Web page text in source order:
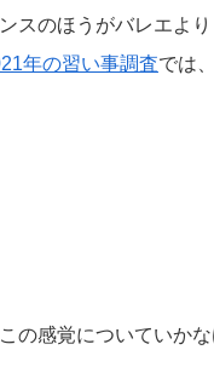
スのほうがバレエよ
年の習い事調査では
の感覚についていかな